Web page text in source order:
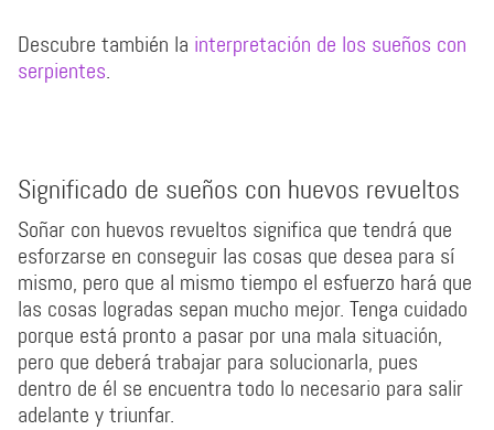
Descubre también la interpretación de los sueños con
serpientes.
Significado de sueños con huevos revueltos
Soñar con huevos revueltos significa que tendrá que
esforzarse en conseguir las cosas que desea para sí
mismo, pero que al mismo tiempo el esfuerzo hará que
las cosas logradas sepan mucho mejor. Tenga cuidado
porque está pronto a pasar por una mala situación,
pero que deberá trabajar para solucionarla, pues
dentro de él se encuentra todo lo necesario para salir
adelante y triunfar.